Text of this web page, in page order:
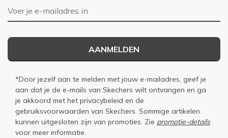
E-mailadres
AANMELDEN
*Door jezelf aan te melden met jouw e-mailadres, geef je
aan dat je de e-mails van Skechers wilt ontvangen en ga
je akkoord met het privacybeleid en de
gebruiksvoorwaarden van Skechers. Sommige artikelen
kunnen uitgesloten zijn van promoties. Zie promotie-details
voor meer informatie.